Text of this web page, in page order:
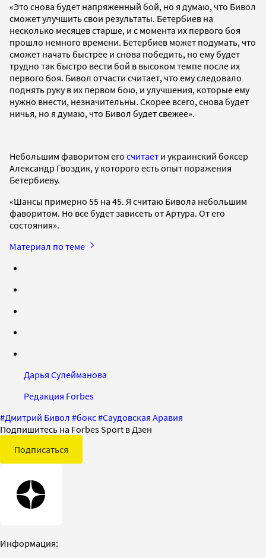
«Это снова будет напряженный бой, но я думаю, что Бивол
сможет улучшить свои результаты. Бетербиев на
несколько месяцев старше, и с момента их первого боя
прошло немного времени. Бетербиев может подумать, что
сможет начать быстрее и снова победить, но ему будет
трудно так быстро вести бой в высоком темпе после их
первого боя. Бивол отчасти считает, что ему следовало
поднять руку в их первом бою, и улучшения, которые ему
нужно внести, незначительны. Скорее всего, снова будет
ничья, но я думаю, что Бивол будет свежее».
Небольшим фаворитом его считает и украинский боксер
Александр Гвоздик, у которого есть опыт поражения
Бетербиеву.
«Шансы примерно 55 на 45. Я считаю Бивола небольшим
фаворитом. Но все будет зависеть от Артура. От его
состояния».
Материал по теме
Дарья Сулейманова
Редакция Forbes
#Дмитрий Бивол #бокс#Саудовская Аравия
Подпишитесь на Forbes Sport в Дзен
Подписаться
Информация: